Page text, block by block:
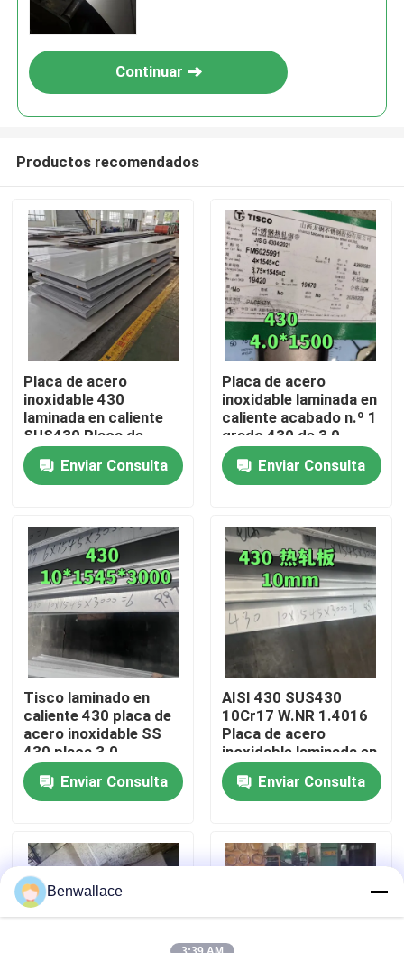
En casa
Productos
Los vídeos
Sobre nosotros
recorrido por la fábrica
Control de calidad
Contacta con nosotros
Casos de trabajo
Continuar
Productos recomendados
Placa de acero
inoxidable 430
laminada en caliente
SUS430 Placa de
metal
8*1500*6000mm con
superficie NO.1
Enviar Consulta
Placa de acero
inoxidable laminada en
caliente acabado n.º 1
grado 430 de 3,0 -
10,0 mm, placa SS
430 de TISCO
Enviar Consulta
Tisco laminado en
caliente 430 placa de
acero inoxidable SS
430 placa 3.0 -
10.0mm No.1
superficieEnviar Consulta
AISI 430 SUS430
10Cr17 W.NR 1.4016
Placa de acero
inoxidable laminada en
caliente
10*1500*6000
Superficie NO.1
Enviar Consulta
Benwallace